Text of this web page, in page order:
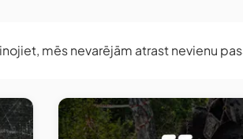
mēs nevarējām atrast nevienu